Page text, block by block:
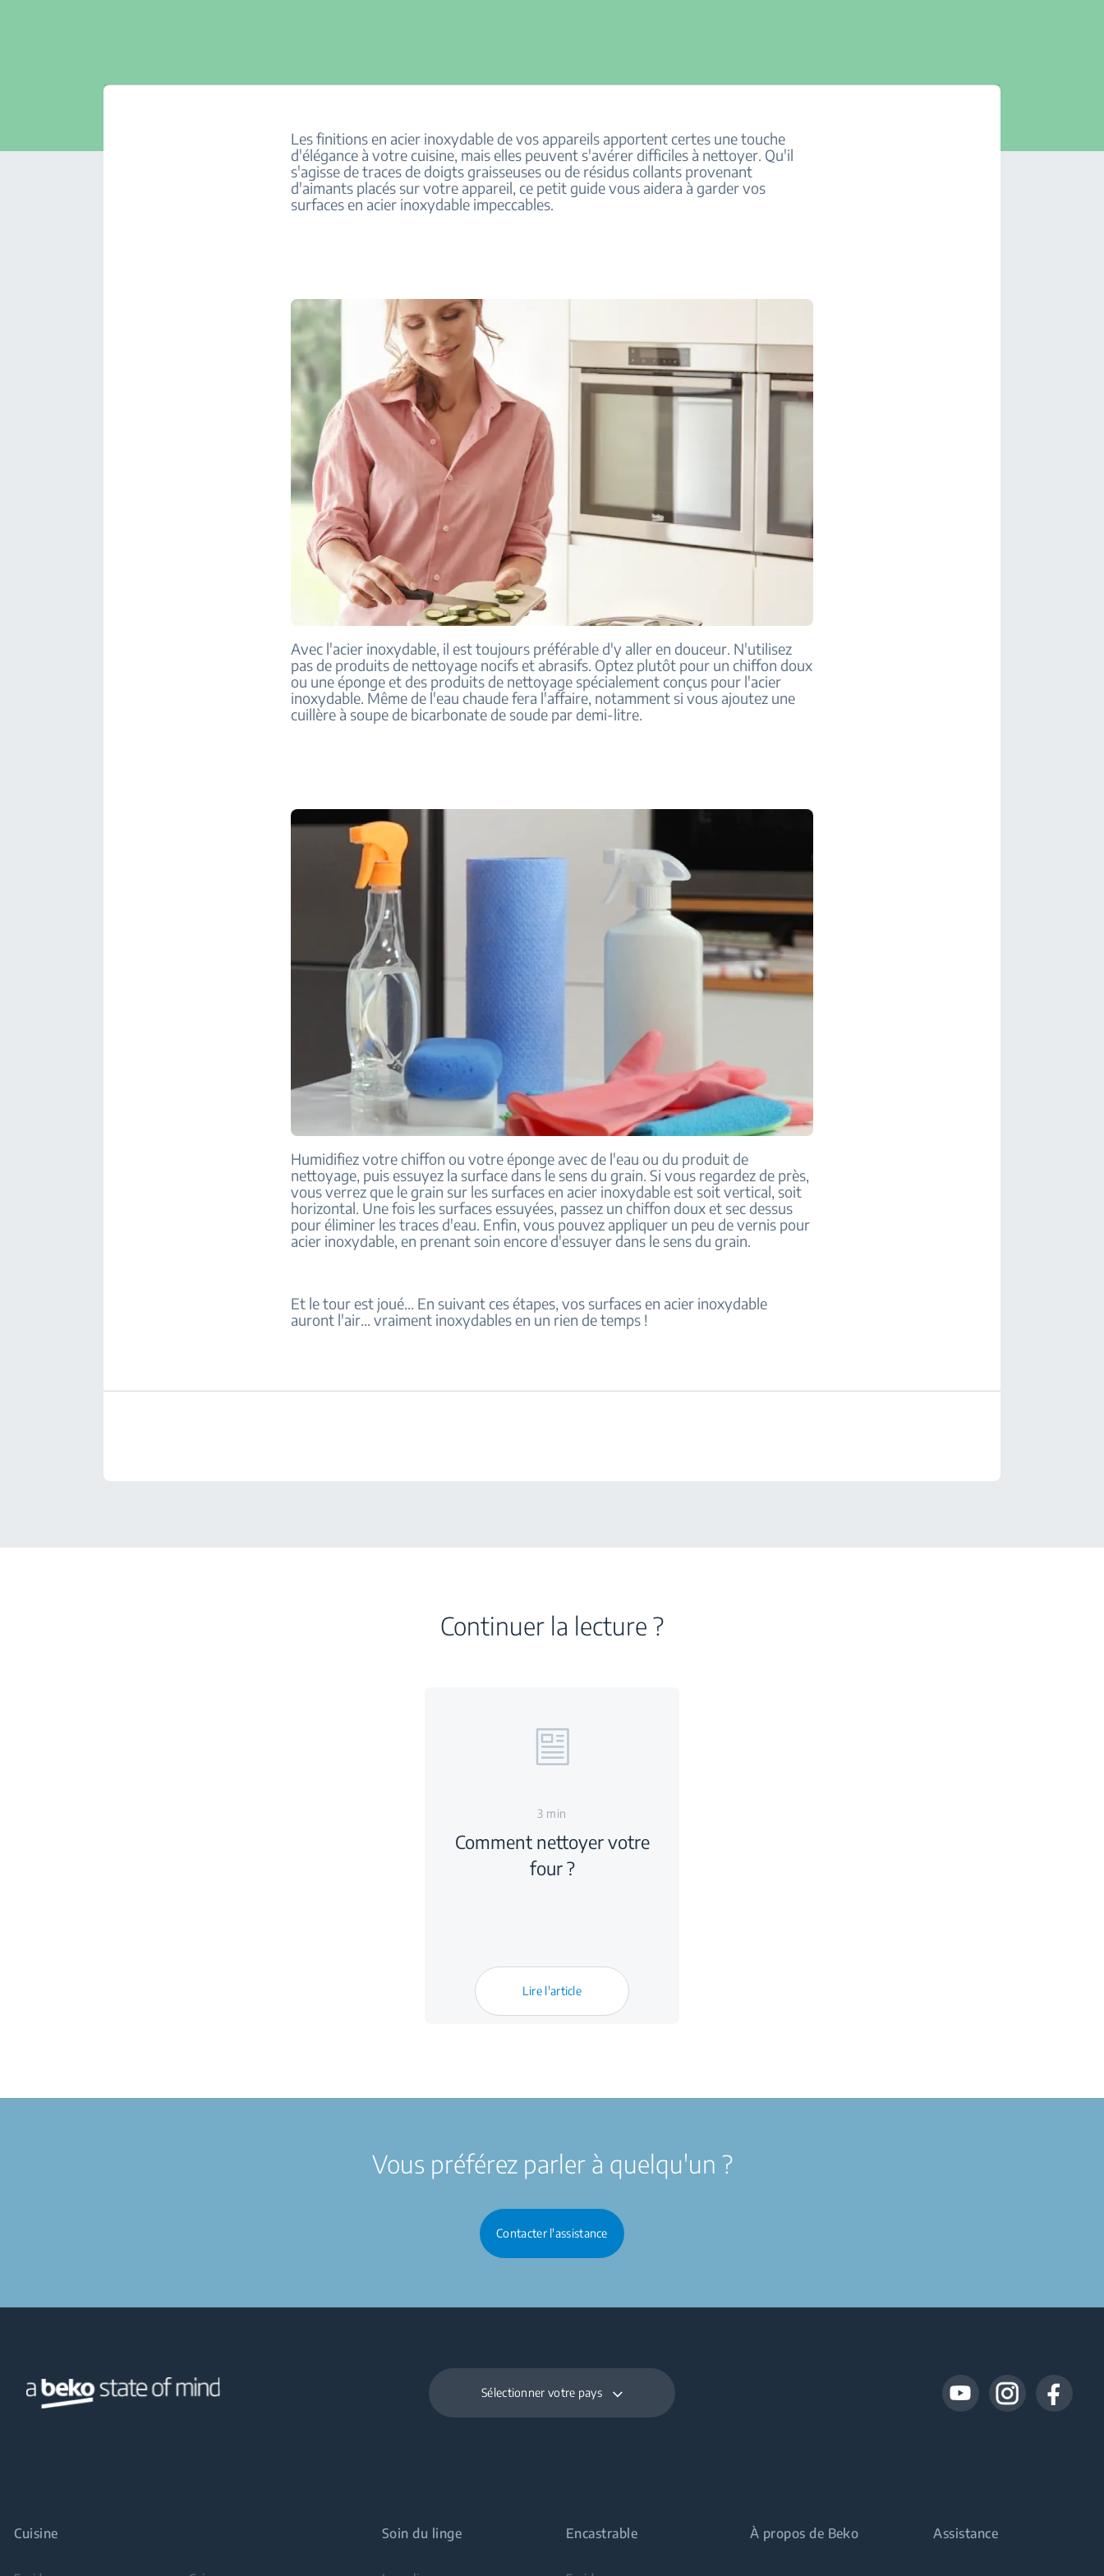
Les finitions en acier inoxydable de vos appareils apportent certes une touche
d'élégance à votre cuisine, mais elles peuvent s'avérer difficiles à nettoyer. Qu'il
s'agisse de traces de doigts graisseuses ou de résidus collants provenant
d'aimants placés sur votre appareil, ce petit guide vous aidera à garder vos
surfaces en acier inoxydable impeccables.
Avec l'acier inoxydable, il est toujours préférable d'y aller en douceur. N'utilisez
pas de produits de nettoyage nocifs et abrasifs. Optez plutôt pour un chiffon doux
ou une éponge et des produits de nettoyage spécialement conçus pour l'acier
inoxydable. Même de l'eau chaude fera l'affaire, notamment si vous ajoutez une
cuillère à soupe de bicarbonate de soude par demi-litre.
Humidifiez votre chiffon ou votre éponge avec de l'eau ou du produit de
nettoyage, puis essuyez la surface dans le sens du grain. Si vous regardez de près,
vous verrez que le grain sur les surfaces en acier inoxydable est soit vertical, soit
horizontal. Une fois les surfaces essuyées, passez un chiffon doux et sec dessus
pour éliminer les traces d'eau. Enfin, vous pouvez appliquer un peu de vernis pour
acier inoxydable, en prenant soin encore d'essuyer dans le sens du grain.
Et le tour est joué... En suivant ces étapes, vos surfaces en acier inoxydable
auront l'air... vraiment inoxydables en un rien de temps !
Continuer la lecture ?
3 min
Comment nettoyer votre
four ?
Lire l'article
Vous préférez parler à quelqu'un ?
Contacter l'assistance
Sélectionner votre pays
Cuisine Soin du linge Encastrable À propos de Beko Assistance